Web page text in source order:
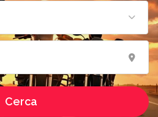
Cerca